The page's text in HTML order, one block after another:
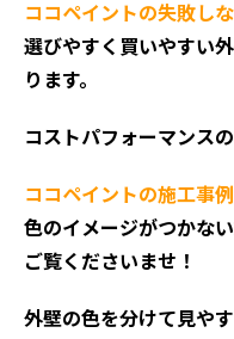
ココペイントの失敗し
選びやすく買いやすい
ります。
コストパフォーマンス
ココペイントの施工事
色のイメージがつかな
ご覧くださいませ！
外壁の色を分けて見や